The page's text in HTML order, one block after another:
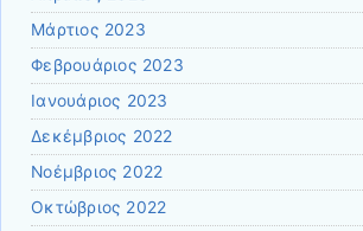
Μάρτιος 2023
Φεβρουάριος 2023
Ιανουάριος 2023
Δεκέμβριος 2022
Νοέμβριος 2022
Οκτώβριος 2022